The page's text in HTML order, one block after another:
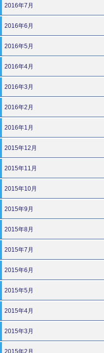
2016年7月
2016年6月
2016年5月
2016年4月
2016年3月
2016年2月
2016年1月
2015年12月
2015年11月
2015年10月
2015年9月
2015年8月
2015年7月
2015年6月
2015年5月
2015年4月
2015年3月
2015年2月